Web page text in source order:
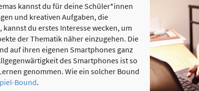
kannst du für deine Schüler*innen
und kreativen Aufgaben, die
du erstes Interesse wecken, um
der Thematik näher einzugehen. Die
auf ihren eigenen Smartphones ganz
des Smartphones ist so
genommen. Wie ein solcher Bound
Bound.